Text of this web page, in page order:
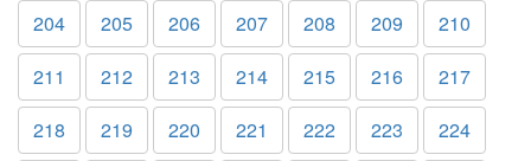
204
205 206 207 208 209
210
211
212 213 214 215 216
217
218
219 220 221 222 223
224